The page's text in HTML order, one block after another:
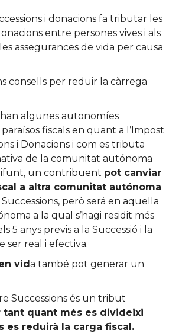
i donacions fa tributar les
entre persones vives i als
assegurances de vida per causa
consells per reduir la càrrega
han algunes autonomíes
fiscals en quant a l’Impost
i Donacions i com es tributa
de la comunitat autónoma
un contribuent pot canviar
a altra comunitat autónoma
però será en aquella
a la qual s’hagi residit més
5 anys previs a la Successió i la
ser real i efectiva.
vida també pot generar un
Successions és un tribut
tant quant més es divideixi
es reduirà la carga fiscal.